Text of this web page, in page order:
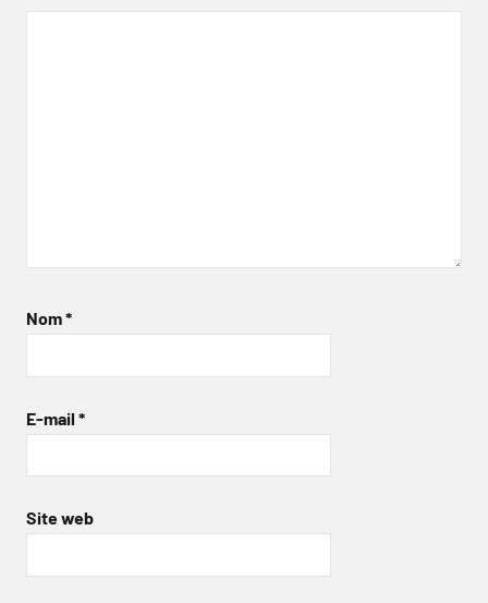
Nom*
E-mail *
Site web